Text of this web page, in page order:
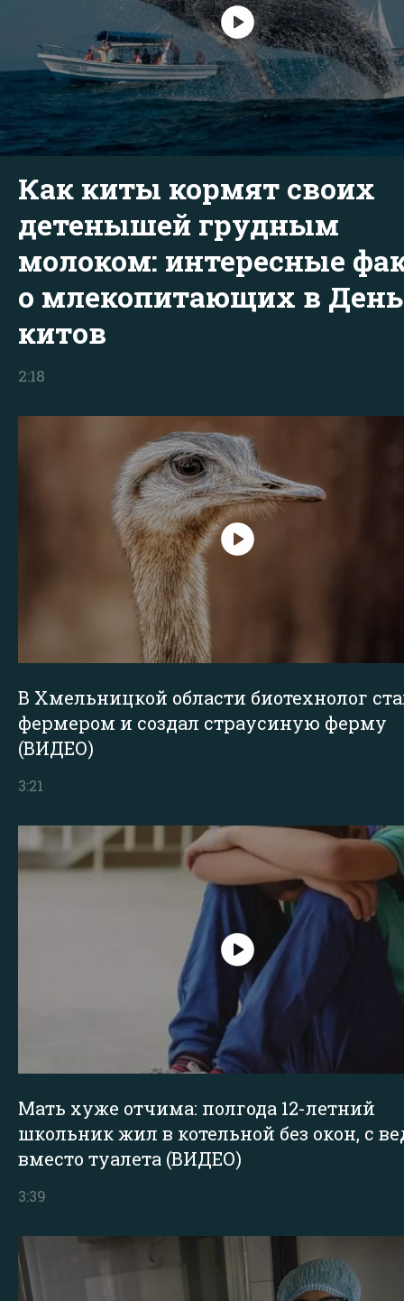
Как киты кормят своих
детенышей грудным
молоком: интересные
о млекопитающих в День
китов
2:18
В Хмельницкой области биотехнолог
фермером и создал страусиную ферму
(ВИДЕО)
3:21
Мать хуже отчима: полгода 12-летний
школьник жил в котельной без окон, с
вместо туалета (ВИДЕО)
3:39